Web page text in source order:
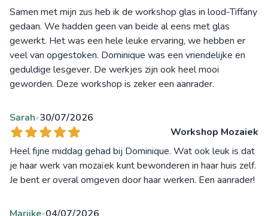
Samen met mijn zus heb ik de workshop glas in lood-Tiffany
gedaan. We hadden geen van beide al eens met glas
gewerkt. Het was een hele leuke ervaring, we hebben er
veel van opgestoken. Dominique was een vriendelijke en
geduldige lesgever. De werkjes zijn ook heel mooi
geworden. Deze workshop is zeker een aanrader.
Sarah•30/07/2026
Workshop Mozaiek
Heel fijne middag gehad bij Dominique. Wat ook leuk is dat
je haar werk van mozaïek kunt bewonderen in haar huis zelf.
Je bent er overal omgeven door haar werken. Een aanrader!
Marijke•04/07/2026